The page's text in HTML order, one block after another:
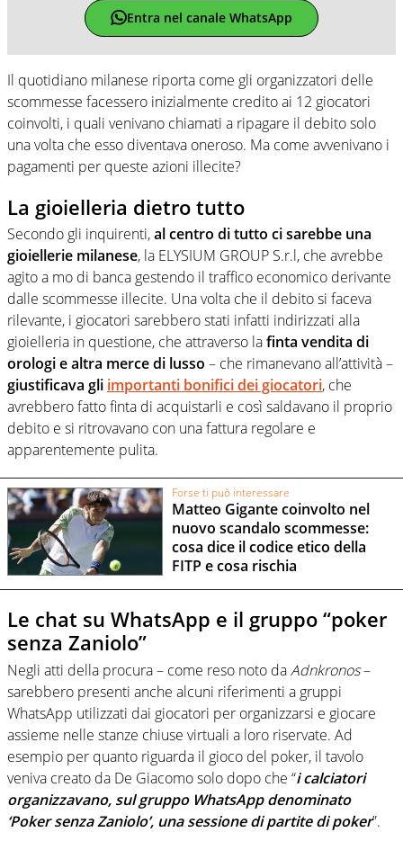
Entra nel canale WhatsApp
Il quotidiano milanese riporta come gli organizzatori delle
scommesse facessero inizialmente credito ai 12 giocatori
coinvolti, i quali venivano chiamati a ripagare il debito solo
una volta che esso diventava oneroso. Ma come avvenivano i
pagamenti per queste azioni illecite?
La gioielleria dietro tutto
Secondo gli inquirenti,al centro di tutto ci sarebbe una
gioiellerie milanese, la ELYSIUM GROUP S.r.l, che avrebbe
agito a mo di banca gestendo il traffico economico derivante
dalle scommesse illecite. Una volta che il debito si faceva
rilevante, i giocatori sarebbero stati infatti indirizzati alla
gioielleria in questione, che attraverso lafinta vendita di
orologi e altra merce di lusso – che rimanevano all’attività –
giustificava gli importanti bonifici dei giocatori, che
avrebbero fatto finta di acquistarli e così saldavano il proprio
debito e si ritrovavano con una fattura regolare e
apparentemente pulita.
Forse ti può interessare
Matteo Gigante coinvolto nel
nuovo scandalo scommesse:
cosa dice il codice etico della
FITP e cosa rischia
Le chat su WhatsApp e il gruppo “poker
senza Zaniolo”
Negli atti della procura – come reso noto daAdnkronos–
sarebbero presenti anche alcuni riferimenti a gruppi
WhatsApp utilizzati dai giocatori per organizzarsi e giocare
assieme nelle stanze chiuse virtuali a loro riservate. Ad
esempio per quanto riguarda il gioco del poker, il tavolo
veniva creato da De Giacomo solo dopo che “i calciatori
organizzavano, sul gruppo WhatsApp denominato
‘Poker senza Zaniolo’, una sessione di partite di poker”.